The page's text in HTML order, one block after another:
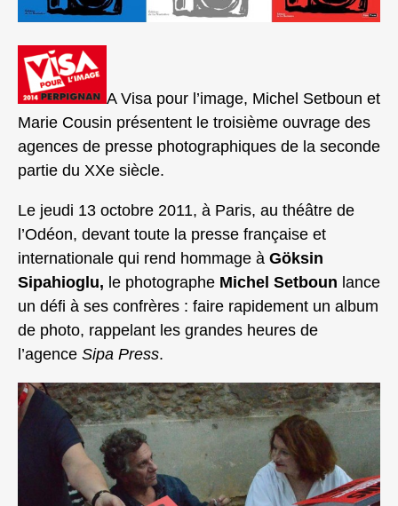
A Visa pour l’image, Michel Setboun et
Marie Cousin présentent le troisième ouvrage des
agences de presse photographiques de la seconde
partie du XXe siècle.
Le jeudi 13 octobre 2011, à Paris, au théâtre de
l’Odéon, devant toute la presse française et
internationale qui rend hommage à Göksin
Sipahioglu, le photographe Michel Setboun lance
un défi à ses confrères : faire rapidement un album
de photo, rappelant les grandes heures de
l’agence Sipa Press.